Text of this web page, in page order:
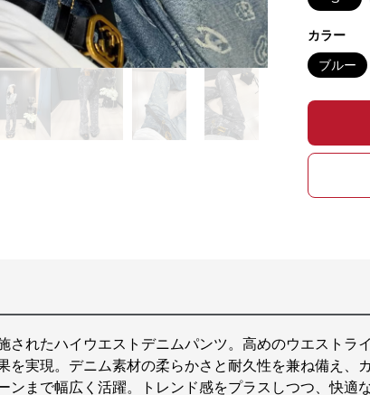
カラー
ブルー
されたハイウエストデニムパンツ。高めのウエストラ
を実現。デニム素材の柔らかさと耐久性を兼ね備え、
ンまで幅広く活躍。トレンド感をプラスしつつ、快適